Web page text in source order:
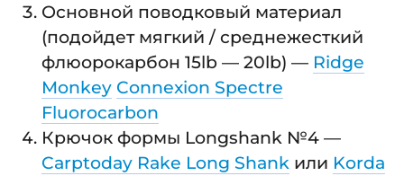
Основной поводковый материал
(подойдет мягкий / среднежесткий
флюорокарбон 15lb — 20lb) — Ridge
Monkey Connexion Spectre
Fluorocarbon
Крючок формы Longshank №4 —
Carptoday Rake Long Shank или Korda